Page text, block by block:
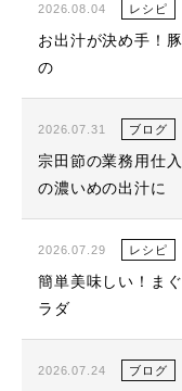
2026.08.04 レシピ
お出汁が決め手！
の
2026.07.31 ブログ
宗田節の業務用仕
の濃いめの出汁に
2026.07.29 レシピ
簡単美味しい！ま
ラダ
2026.07.24 ブログ